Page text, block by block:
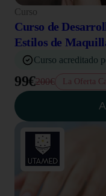
Curso
Curso de
Estilos de
Curso acreditado
99€200€ La Oferta